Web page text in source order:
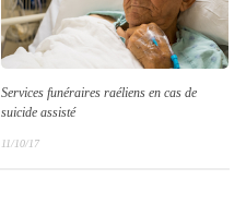
Services funéraires raéliens en cas de
suicide assisté
11/10/17